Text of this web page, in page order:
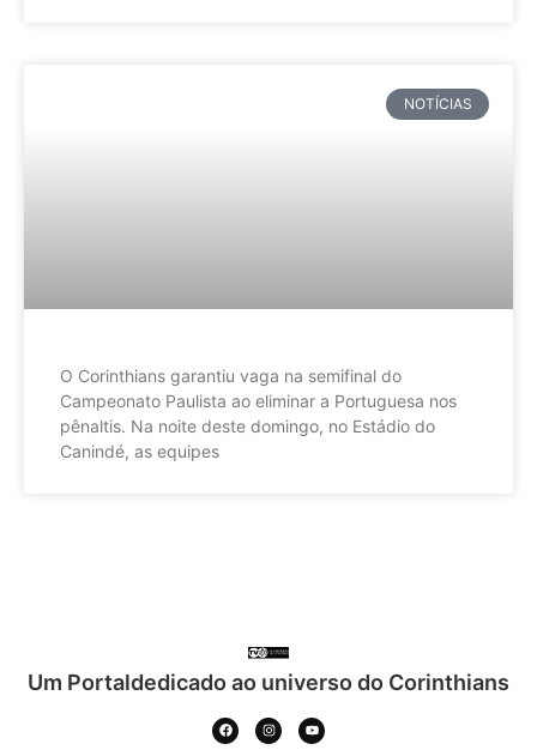
NOTÍCIAS
O Corinthians garantiu vaga na semifinal do
Campeonato Paulista ao eliminar a Portuguesa nos
pênaltis. Na noite deste domingo, no Estádio do
Canindé, as equipes
Um Portaldedicado ao universo do Corinthians